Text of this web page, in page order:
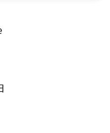
第2条、第4条
び第10条の規
RIGHTS